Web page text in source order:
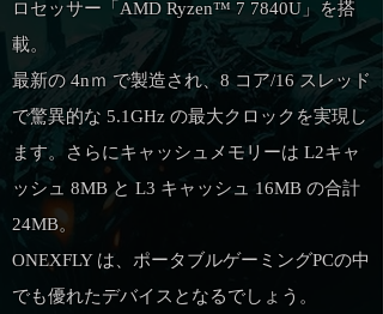
ロセッサー「AMD Ryzen™ 7 7840U」を搭
載。
最新の 4nｍ で製造され、8 コア/16 スレッド
で驚異的な 5.1GHz の最大クロックを実現し
ます。さらにキャッシュメモリーは L2キャ
ッシュ 8MB と L3 キャッシュ 16MB の合計
24MB。
ONEXFLY は、ポータブルゲーミングPCの中
でも優れたデバイスとなるでしょう。